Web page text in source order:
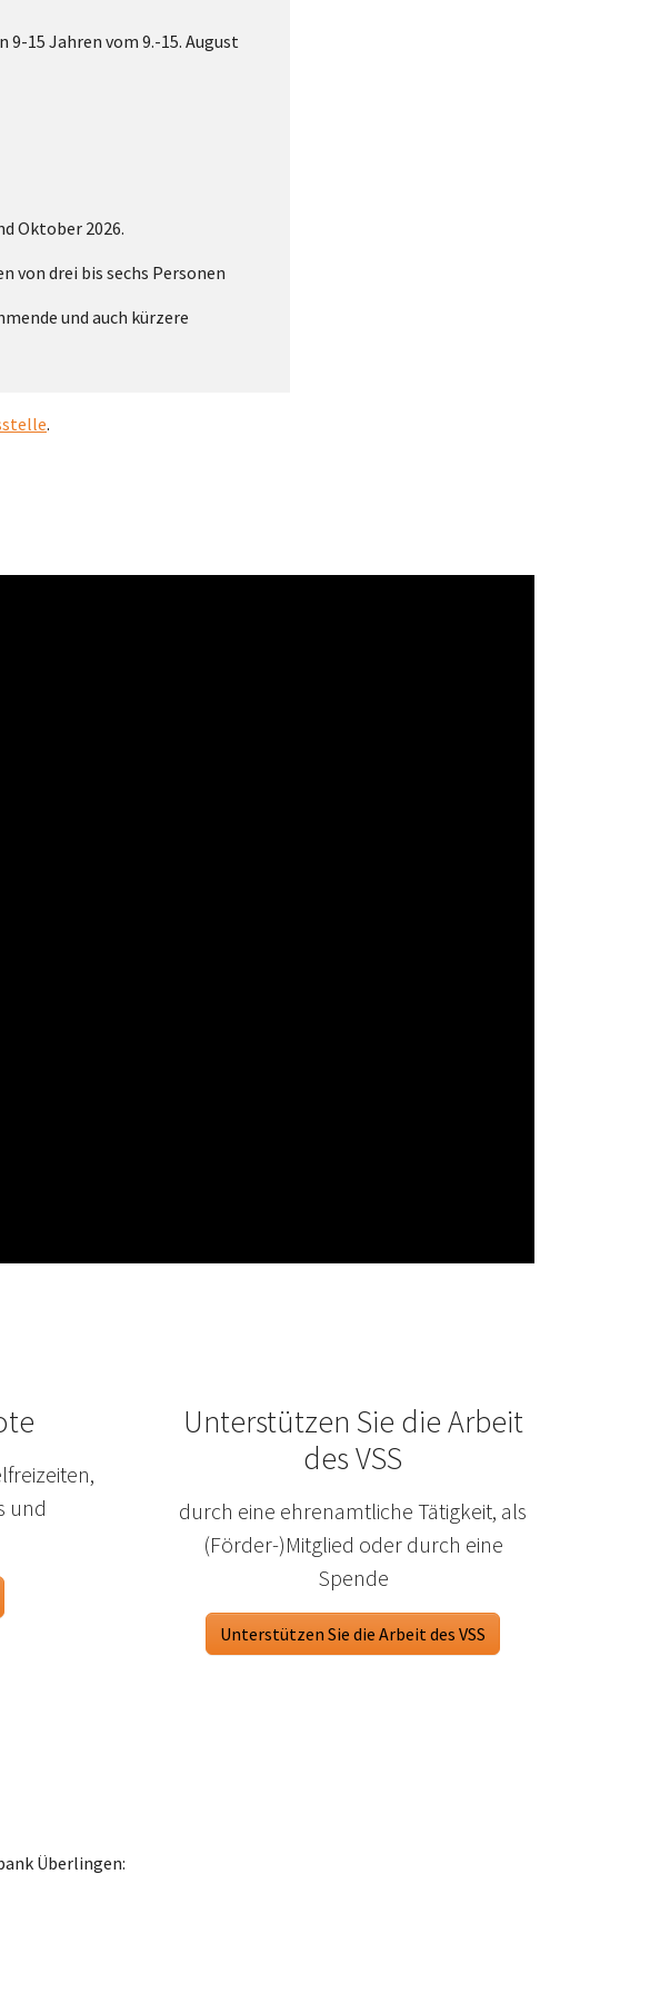
9-15 Jahren vom 9.-15. August
Oktober 2026.
von drei bis sechs Personen
und auch kürzere
.
und
Unterstützen Sie die Arbeit
des VSS
durch eine ehrenamtliche Tätigkeit, als
(Förder-)Mitglied oder durch eine
Spende
Unterstützen Sie die Arbeit des VSS
Überlingen: